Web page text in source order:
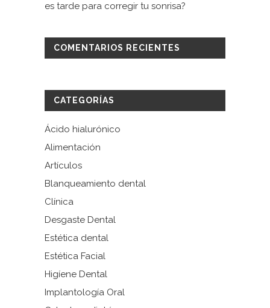
es tarde para corregir tu sonrisa?
COMENTARIOS RECIENTES
CATEGORÍAS
Ácido hialurónico
Alimentación
Artículos
Blanqueamiento dental
Clínica
Desgaste Dental
Estética dental
Estética Facial
Higíene Dental
Implantología Oral